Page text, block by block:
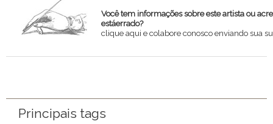
Você tem informações sobre este artista ou
estáerrado?
clique aqui e colabore conosco enviando sua
Principais tags